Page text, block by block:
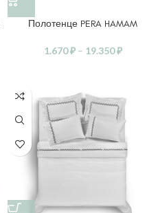
Полотенце PERA HAMAM
1.670₽ – 19.350₽